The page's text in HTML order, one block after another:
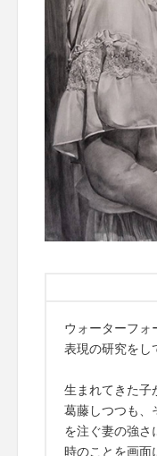
ウォーターフォ
表現の研究をし
生まれてきた子
葛藤しつつも、
を注ぐ妻の強さ
時のことを画面